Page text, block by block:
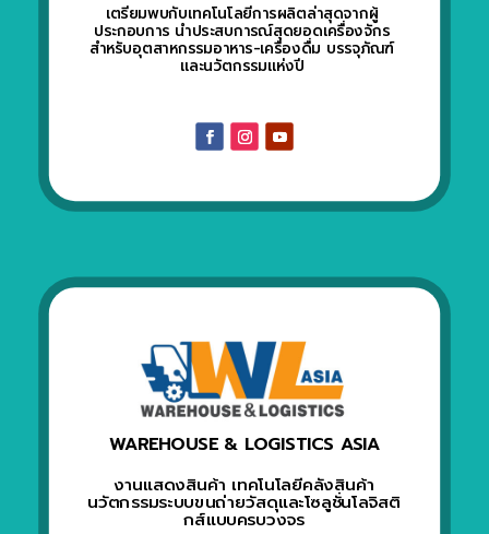
เตรียมพบกับเทคโนโลยีการผลิตล่าสุดจากผู้
ประกอบการ นำประสบการณ์สุดยอดเครื่องจักร
สำหรับอุตสาหกรรมอาหาร-เครื่องดื่ม บรรจุภัณฑ์
และนวัตกรรมแห่งปี
WAREHOUSE & LOGISTICS ASIA
งานแสดงสินค้า เทคโนโลยีคลังสินค้า
นวัตกรรมระบบขนถ่ายวัสดุและโซลูชั่นโลจิสติ
กส์แบบครบวงจร